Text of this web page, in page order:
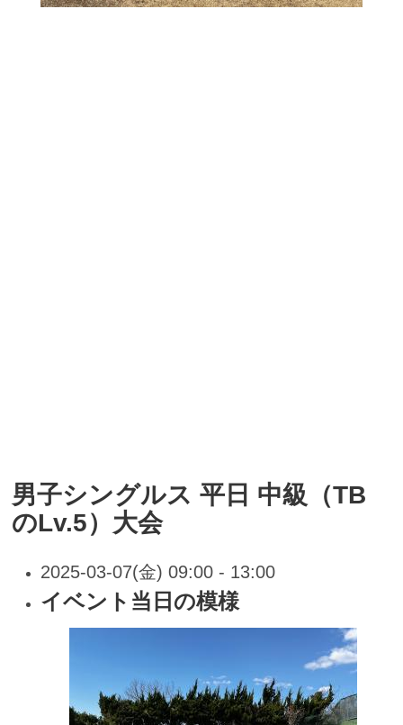
男子シングルス 平日 中級（TB
のLv.5）大会
2025-03-07(金) 09:00 - 13:00
イベント当日の模様